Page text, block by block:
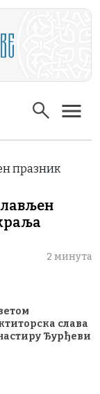
празник
2 минута
слава
Ђурђеви